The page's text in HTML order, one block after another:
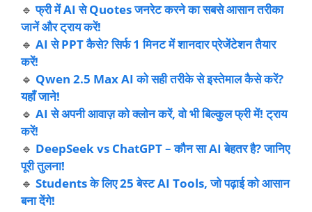
🔹फ्री में AI से Quotes जनरेट करने का सबसे आसान तरीका
जानें और ट्राय करें!
🔹 AI से PPT कैसे? सिर्फ 1 मिनट में शानदार प्रेजेंटेशन तैयार
करें!
🔹 Qwen 2.5 Max AI को सही तरीके से इस्तेमाल कैसे करें?
यहाँ जाने!
🔹 AI से अपनी आवाज़ को क्लोन करें, वो भी बिल्कुल फ्री में! ट्राय
करें!
🔹 DeepSeek vs ChatGPT – कौन सा AI बेहतर है? जानिए
पूरी तुलना!
🔹 Students के लिए 25 बेस्ट AI Tools, जो पढ़ाई को आसान
बना देंगे!